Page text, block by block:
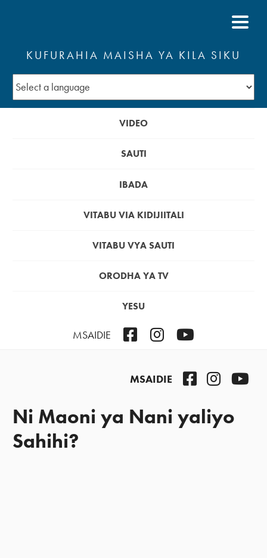
KUFURAHIA MAISHA YA KILA SIKU
VIDEO
SAUTI
IBADA
VITABU VIA KIDIJIITALI
VITABU VYA SAUTI
ORODHA YA TV
YESU
MSAIDIE FacebookInstagram
MSAIDIE Facebook
Ni Maoni ya Nani yaliyo
Sahihi?